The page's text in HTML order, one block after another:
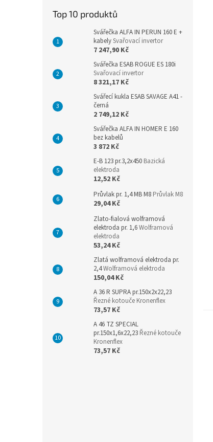
Top 10 produktů
Svářečka ALFA IN PERUN 160 E +
kabelySvařovací invertor
7 247,90 Kč
Svářečka ESAB ROGUE ES 180i
Svařovací invertor
8 321,17 Kč
Svářecí kukla ESAB SAVAGE A41 -
černá
2 749,12 Kč
Svářečka ALFA IN HOMER E 160
bez kabelů
3 872 Kč
E-B 123 pr.3,2x450 Bazická
elektroda
12,52 Kč
Průvlak pr. 1,4 MB M8 Průvlak M8
29,04 Kč
Zlato-fialová wolframová
elektroda pr. 1,6Wolframová
elektroda
53,24 Kč
Zlatá wolframová elektroda pr.
2,4Wolframová elektroda
150,04 Kč
A 36 R SUPRA pr.150x2x22,23
Řezné kotouče Kronenflex
73,57 Kč
A 46 TZ SPECIAL
pr.150x1,6x22,23 Řezné kotouče
Kronenflex
73,57 Kč